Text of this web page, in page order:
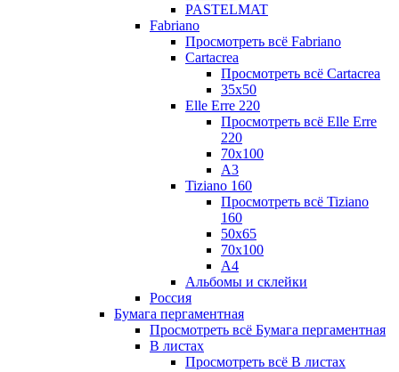
PASTELMAT
Fabriano
Просмотреть всё Fabriano
Cartacrea
Просмотреть всё Cartacrea
35х50
Elle Erre 220
Просмотреть всё Elle Erre
220
70х100
А3
Tiziano 160
Просмотреть всё Tiziano
160
50х65
70х100
А4
Альбомы и склейки
Россия
Бумага пергаментная
Просмотреть всё Бумага пергаментная
В листах
Просмотреть всё В листах